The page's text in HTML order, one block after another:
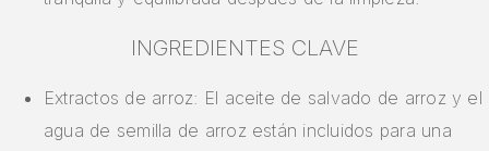
INGREDIENTES CLAVE
Extractos de arroz: El aceite de salvado de arroz y el
agua de semilla de arroz están incluidos para una